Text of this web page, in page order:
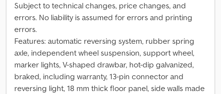
Subject to technical changes, price changes, and
errors. No liability is assumed for errors and printing
errors.
Features: automatic reversing system, rubber spring
axle, independent wheel suspension, support wheel,
marker lights, V-shaped drawbar, hot-dip galvanized,
braked, including warranty, 13-pin connector and
reversing light, 18 mm thick floor panel, side walls made